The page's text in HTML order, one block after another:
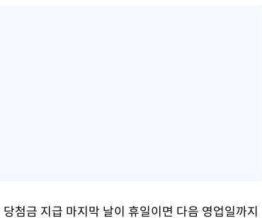
첨금 지급 마지막 날이 휴일이면 다음 영업일까지